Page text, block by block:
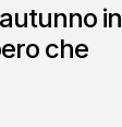
in
che